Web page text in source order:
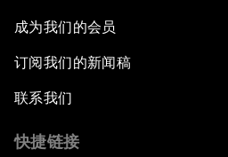
成为我们的会员
订阅我们的新闻稿
联系我们
快捷链接